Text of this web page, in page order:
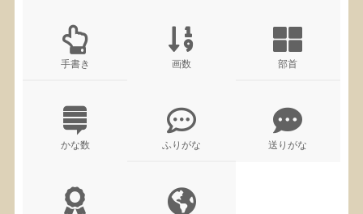
手書き 画数 部首
かな数 ふりがな 送りがな